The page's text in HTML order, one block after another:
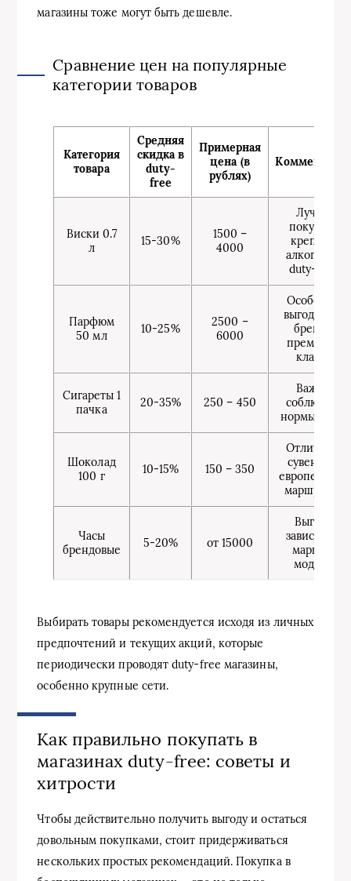
магазины тоже могут быть дешевле.
Сравнение цен на популярные
категории товаров
Категория
товара
Средняя
скидка в
duty-
free
Примерная
цена (в
рублях)
Виски 0.7
л
15-30%
1500 –
4000
Лучше
покупать
крепкий
алкоголь в
duty-free
Парфюм
50 мл
10-25%
2500 –
6000
Особенно
выгодно на
бренды
премиум-
класса
Сигареты 1
пачка
20-35% 250 – 450
Важно
соблюдать
нормы ввоза
Шоколад
100 г
10-15% 150 – 350
Отличный
сувенир с
европейских
маршрутов
Часы
брендовые
5-20% от 15000
Выгода
зависит от
марки и
модели
Выбирать товары рекомендуется исходя из личных
предпочтений и текущих акций, которые
периодически проводят duty-free магазины,
особенно крупные сети.
Как правильно покупать в
магазинах duty-free: советы и
хитрости
Чтобы действительно получить выгоду и остаться
довольным покупками, стоит придерживаться
нескольких простых рекомендаций. Покупка в